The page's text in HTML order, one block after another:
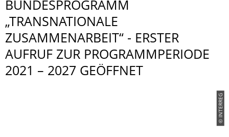
BUNDESPROGRAMM
„TRANSNATIONALE
ZUSAMMENARBEIT“ - ERSTER
AUFRUF ZUR PROGRAMMPERIODE
2021 – 2027 GEÖFFNET
© INTERREG